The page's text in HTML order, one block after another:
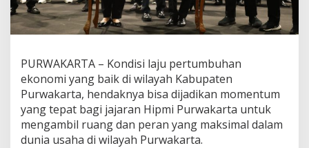
PURWAKARTA – Kondisi laju pertumbuhan
ekonomi yang baik di wilayah Kabupaten
Purwakarta, hendaknya bisa dijadikan momentum
yang tepat bagi jajaran Hipmi Purwakarta untuk
mengambil ruang dan peran yang maksimal dalam
dunia usaha di wilayah Purwakarta.